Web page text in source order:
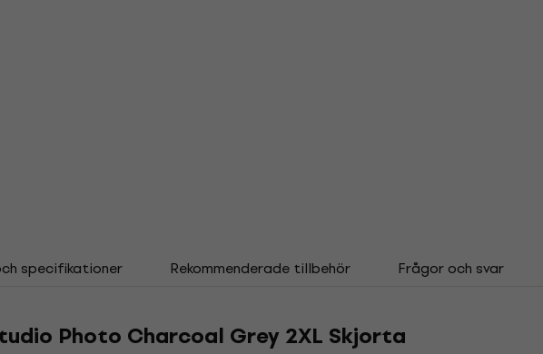
specifikationer Rekommenderade tillbehör Frågor och svar
Photo Charcoal Grey 2XL Skjorta